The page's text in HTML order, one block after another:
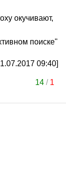
окучивают,
поиске"
09:40]
14 / 1